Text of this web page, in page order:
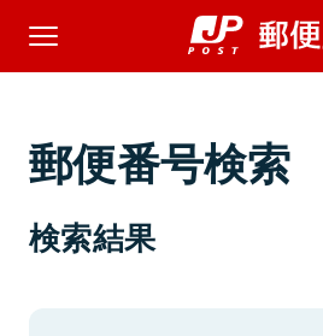
郵便番号検索
検索結果